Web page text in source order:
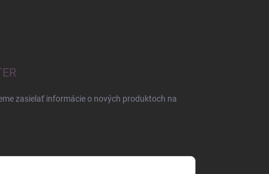
zasielať informácie o nových produktoch na